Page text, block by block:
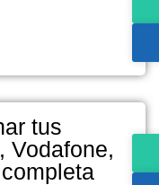
tus
Vodafone,